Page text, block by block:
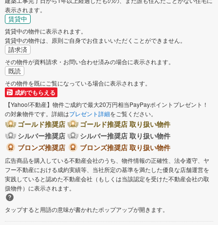
表示されます。
賃貸中
賃貸中の物件に表示されます。
賃貸中の物件は、原則ご自身でお住まいいただくことができません。
請求済
その物件が資料請求・お問い合わせ済みの場合に表示されます。
既読
その物件を既にご覧になっている場合に表示されます。
成約でもらえる
【Yahoo!不動産】物件ご成約で最大20万円相当PayPayポイントプレゼント！
の対象物件です。詳細はプレゼント詳細をご覧ください。
ゴールド推奨店
ゴールド推奨店 取り扱い物件
シルバー推奨店
シルバー推奨店 取り扱い物件
ブロンズ推奨店
ブロンズ推奨店 取り扱い物件
広告商品を購入している不動産会社のうち、物件情報の正確性、法令遵守、ヤ
フー不動産における成約実績等、当社所定の基準を満たした優良な店舗運営を
実践していると認めた不動産会社（もしくは当該認定を受けた不動産会社の取
扱物件）に表示されます。
タップすると用語の意味が書かれたポップアップが開きます。